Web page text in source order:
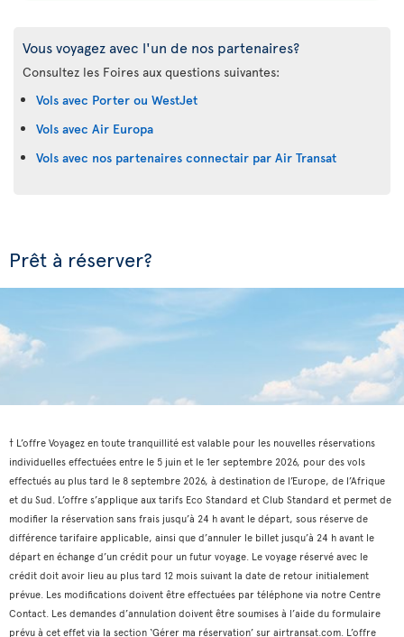
Vous voyagez avec l'un de nos partenaires?
Consultez les Foires aux questions suivantes:
Vols avec Porter ou WestJet
Vols avec Air Europa
Vols avec nos partenaires connectair par Air Transat
Prêt à réserver?
† L’offre Voyagez en toute tranquillité est valable pour les nouvelles réservations
individuelles effectuées entre le 5 juin et le 1er septembre 2026, pour des vols
effectués au plus tard le 8 septembre 2026, à destination de l’Europe, de l’Afrique
et du Sud. L’offre s’applique aux tarifs Eco Standard et Club Standard et permet de
modifier la réservation sans frais jusqu’à 24 h avant le départ, sous réserve de
différence tarifaire applicable, ainsi que d’annuler le billet jusqu’à 24 h avant le
départ en échange d’un crédit pour un futur voyage. Le voyage réservé avec le
crédit doit avoir lieu au plus tard 12 mois suivant la date de retour initialement
prévue. Les modifications doivent être effectuées par téléphone via notre Centre
Contact. Les demandes d’annulation doivent être soumises à l’aide du formulaire
prévu à cet effet via la section ‘Gérer ma réservation’ sur airtransat.com. L’offre